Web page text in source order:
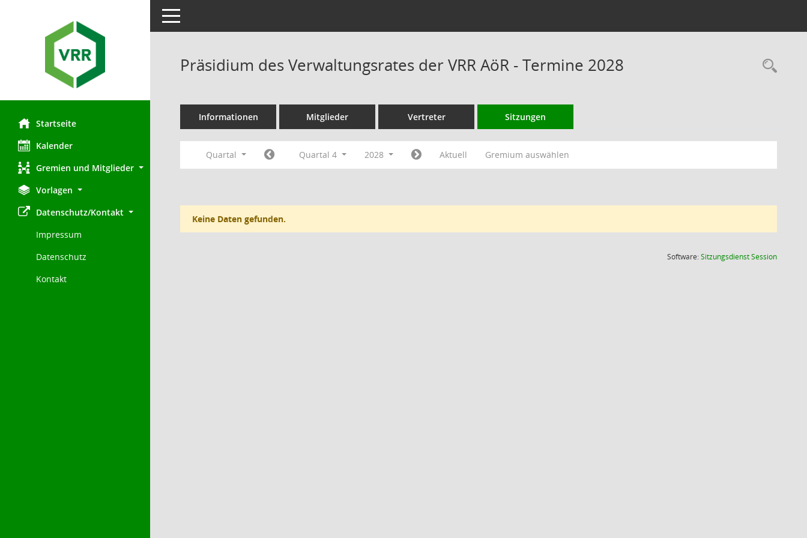
Startseite
Kalender
Gremien und Mitglieder
Vorlagen
Datenschutz/Kontakt
Impressum
Datenschutz
Kontakt
Toggle navigation
Präsidium des Verwaltungsrates der VRR AöR - Termine 2028
Informationen Mitglieder Vertreter Sitzungen
Quartal Quartal 4 2028 Aktuell Gremium auswählen
Keine Daten gefunden.
Software:SitzungsdienstSession(Wird in